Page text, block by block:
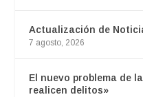
Actualización de
7 agosto, 2026
El nuevo problema de
realicen delitos»